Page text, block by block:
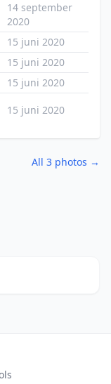
14 september
2020
15 juni 2020
15 juni 2020
15 juni 2020
15 juni 2020
All 3 photos →